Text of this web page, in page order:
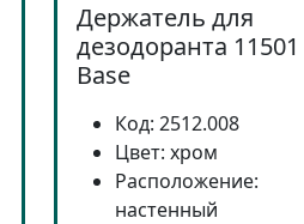
Держатель для
дезодоранта 11501
Base
Код: 2512.008
Цвет: хром
Расположение:
настенный